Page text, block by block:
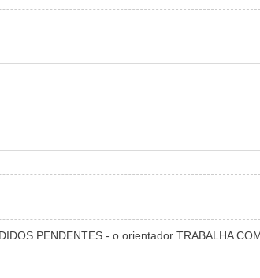
PENDENTES - o orientador TRABALHA